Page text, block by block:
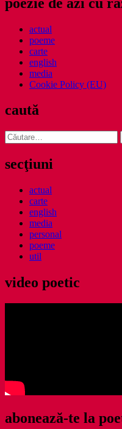
actual
poeme
carte
english
media
Cookie Policy (EU)
caută
Caută
după:
secţiuni
actual
carte
english
media
personal
poeme
util
video poetic
abonează-te la